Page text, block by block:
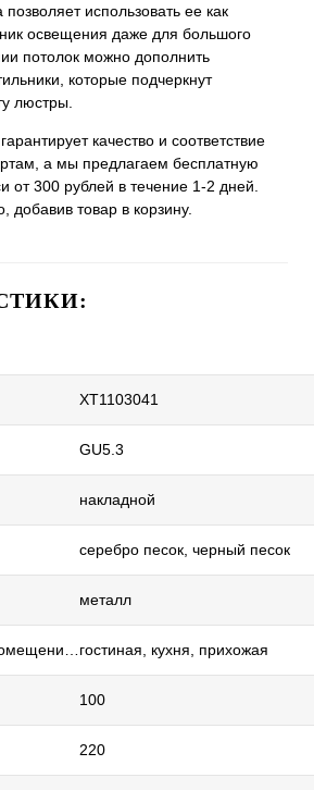
использовать ее как
освещения даже для большого
потолок можно дополнить
которые подчеркнут
люстры.
качество и соответствие
а мы предлагаем бесплатную
от 300 рублей в течение 1-2 дней.
добавив товар в корзину.
XT1103041
GU5.3
накладной
серебро песок, черный песок
металл
гостиная, кухня, прихожая
100
220